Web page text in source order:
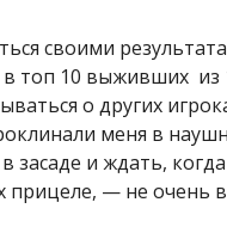
своими
в топ 10 выживших из
о других
меня в
засаде и ждать,
прицеле, — не очень